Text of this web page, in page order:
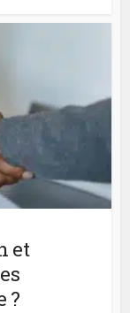
et
?